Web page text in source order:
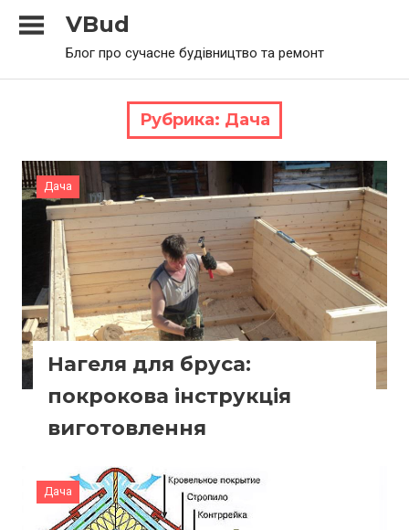
VBud
Блог про сучасне будівництво та ремонт
Рубрика: Дача
Дача
Нагеля для бруса:
покрокова інструкція
виготовлення
Дача